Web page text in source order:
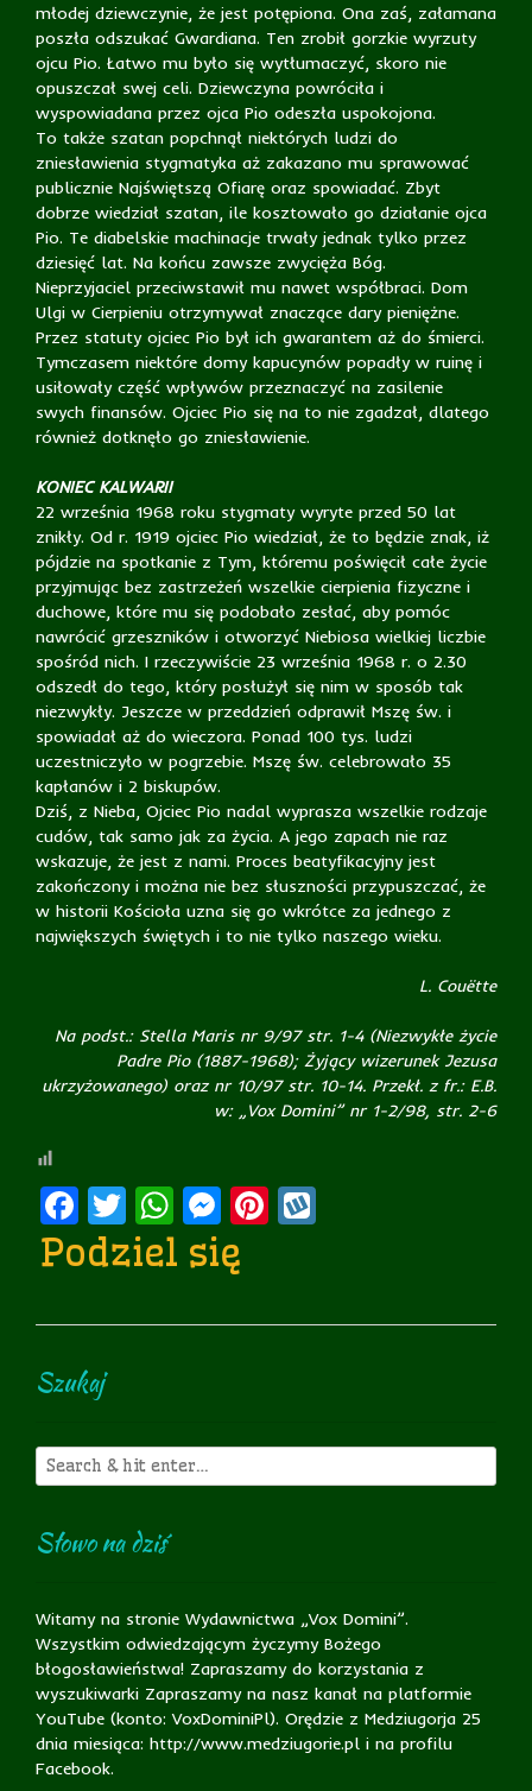
młodej dziewczynie, że jest potępiona. Ona zaś, załamana
poszła odszukać Gwardiana. Ten zrobił gorzkie wyrzuty
ojcu Pio. Łatwo mu było się wytłumaczyć, skoro nie
opuszczał swej celi. Dziewczyna powróciła i
wyspowiadana przez ojca Pio odeszła uspokojona.
To także szatan popchnął niektórych ludzi do
zniesławienia stygmatyka aż zakazano mu sprawować
publicznie Najświętszą Ofiarę oraz spowiadać. Zbyt
dobrze wiedział szatan, ile kosztowało go działanie ojca
Pio. Te diabelskie machinacje trwały jednak tylko przez
dziesięć lat. Na końcu zawsze zwycięża Bóg.
Nieprzyjaciel przeciwstawił mu nawet współbraci. Dom
Ulgi w Cierpieniu otrzymywał znaczące dary pieniężne.
Przez statuty ojciec Pio był ich gwarantem aż do śmierci.
Tymczasem niektóre domy kapucynów popadły w ruinę i
usiłowały część wpływów przeznaczyć na zasilenie
swych finansów. Ojciec Pio się na to nie zgadzał, dlatego
również dotknęło go zniesławienie.
KONIEC KALWARII
22 września 1968 roku stygmaty wyryte przed 50 lat
znikły. Od r. 1919 ojciec Pio wiedział, że to będzie znak, iż
pójdzie na spotkanie z Tym, któremu poświęcił całe życie
przyjmując bez zastrzeżeń wszelkie cierpienia fizyczne i
duchowe, które mu się podobało zesłać, aby pomóc
nawrócić grzeszników i otworzyć Niebiosa wielkiej liczbie
spośród nich. I rzeczywiście 23 września 1968 r. o 2.30
odszedł do tego, który posłużył się nim w sposób tak
niezwykły. Jeszcze w przeddzień odprawił Mszę św. i
spowiadał aż do wieczora. Ponad 100 tys. ludzi
uczestniczyło w pogrzebie. Mszę św. celebrowało 35
kapłanów i 2 biskupów.
Dziś, z Nieba, Ojciec Pio nadal wyprasza wszelkie rodzaje
cudów, tak samo jak za życia. A jego zapach nie raz
wskazuje, że jest z nami. Proces beatyfikacyjny jest
zakończony i można nie bez słuszności przypuszczać, że
w historii Kościoła uzna się go wkrótce za jednego z
największych świętych i to nie tylko naszego wieku.
L. Couëtte
Na podst.: Stella Maris nr 9/97 str. 1-4 (Niezwykłe życie
Padre Pio (1887-1968); Żyjący wizerunek Jezusa
ukrzyżowanego) oraz nr 10/97 str. 10-14. Przekł. z fr.: E.B.
w: „Vox Domini” nr 1-2/98, str. 2-6
Facebook
Twitter
WhatsApp
Messenger
Pinterest
Podziel się
Szukaj
Słowo na dziś
Witamy na stronie Wydawnictwa „Vox Domini”.
Wszystkim odwiedzającym życzymy Bożego
błogosławieństwa! Zapraszamy do korzystania z
wyszukiwarki Zapraszamy na nasz kanał na platformie
YouTube (konto: VoxDominiPl). Orędzie z Medziugorja 25
dnia miesiąca: http://www.medziugorie.pl i na profilu
Facebook.